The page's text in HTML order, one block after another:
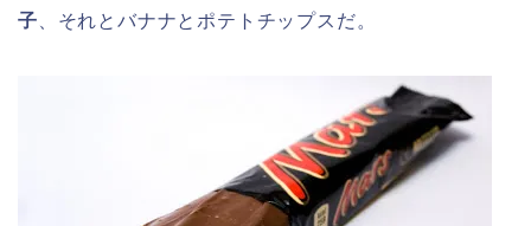
子 、それとバナナとポテトチップスだ。